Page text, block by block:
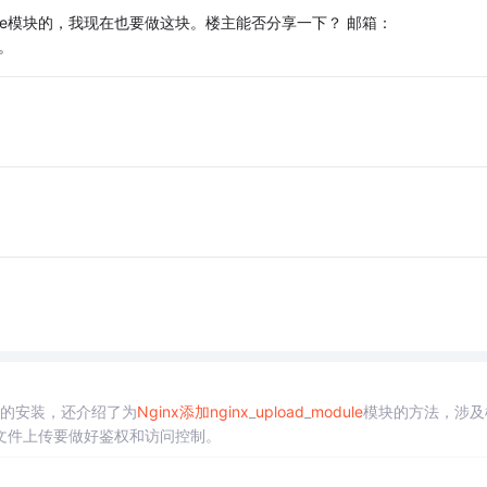
块的，我现在也要做这块。楼主能否分享一下？ 邮箱：
安装，还介绍了为Nginx添加nginx upload module模块的方法，涉
上传要做好鉴权和访问控制。